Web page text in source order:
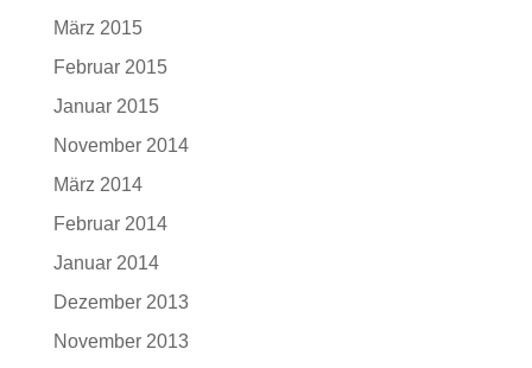
März 2015
Februar 2015
Januar 2015
November 2014
März 2014
Februar 2014
Januar 2014
Dezember 2013
November 2013